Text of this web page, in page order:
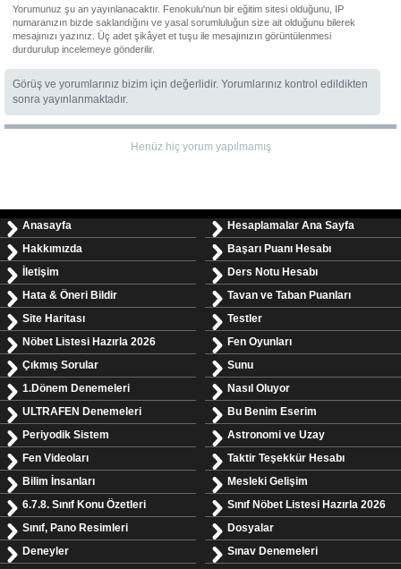
Yorumunuz şu an yayınlanacaktır. Fenokulu'nun bir eğitim sitesi olduğunu, IP
numaranızın bizde saklandığını ve yasal sorumluluğun size ait olduğunu bilerek
mesajınızı yazınız. Üç adet şikâyet et tuşu ile mesajınızın görüntülenmesi
durdurulup incelemeye gönderilir.
Görüş ve yorumlarınız bizim için değerlidir. Yorumlarınız kontrol edildikten
sonra yayınlanmaktadır.
Henüz hiç yorum yapılmamış
Anasayfa
Hakkımızda
İletişim
Hata & Öneri Bildir
Site Haritası
Nöbet Listesi Hazırla 2026
Çıkmış Sorular
1.Dönem Denemeleri
ULTRAFEN Denemeleri
Periyodik Sistem
Fen Videoları
Bilim İnsanları
6.7.8. Sınıf Konu Özetleri
Sınıf, Pano Resimleri
Deneyler
Hesaplamalar Ana Sayfa
Başarı Puanı Hesabı
Ders Notu Hesabı
Tavan ve Taban Puanları
Testler
Fen Oyunları
Sunu
Nasıl Oluyor
Bu Benim Eserim
Astronomi ve Uzay
Taktir Teşekkür Hesabı
Mesleki Gelişim
Sınıf Nöbet Listesi Hazırla 2026
Dosyalar
Sınav Denemeleri